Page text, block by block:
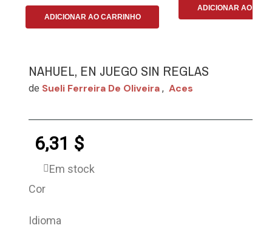
ADICIONAR AO CARRINHO
ADICIONAR AO
NAHUEL, EN JUEGO SIN REGLAS
de Sueli Ferreira De Oliveira , Aces
6,31 $
Em stock
Cor
Idioma